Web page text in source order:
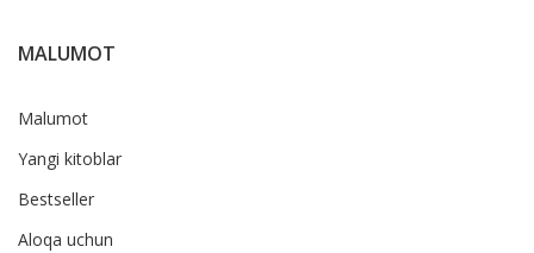
MALUMOT
Malumot
Yangi kitoblar
Bestseller
Aloqa uchun